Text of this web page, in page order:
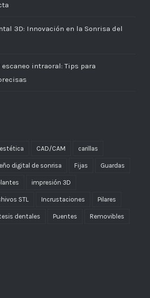
3D: Innovación en la Sonrisa del
intraoral: Tips para
CAD/CAM carillas
digital de sonrisa Fijas Guardas
impresión 3D
STL Incrustaciones Pilares
dentales Puentes Removibles